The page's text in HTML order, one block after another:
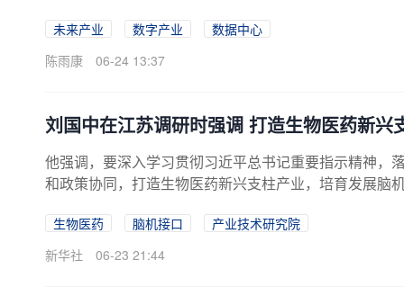
未来产业 数字产业
数据中心
陈雨康
06-24 13:37
刘国中在江苏调研时强调 打造生物医药新兴
他强调，要深入学习贯彻习近平总书记重要指示精神，
和政策协同，打造生物医药新兴支柱产业，培育发展脑
生物医药 脑机接口
产业技术研究院
新华社
06-23 21:44